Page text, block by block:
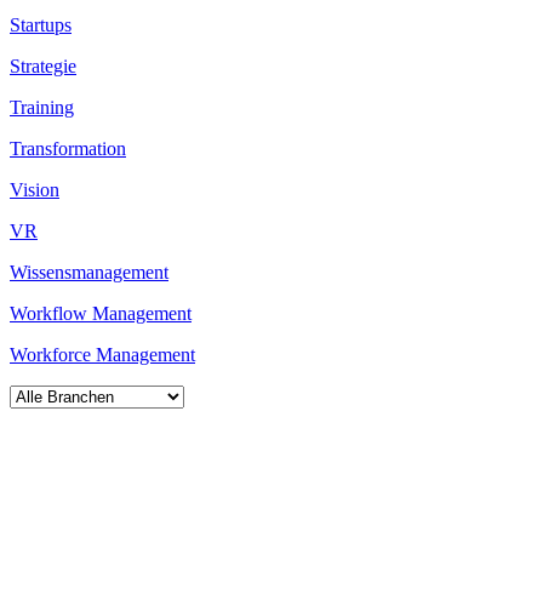
Startups
Strategie
Training
Transformation
Vision
VR
Wissensmanagement
Workflow Management
Workforce Management